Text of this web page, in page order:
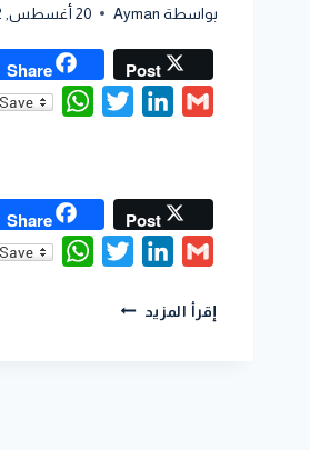
بواسطة Ayman 20 أغسطس, 2012
Post
Share
Gmail
LinkedIn
Twitter
Post
Share
Gmail
LinkedIn
Twitter
إقرأ المزيد